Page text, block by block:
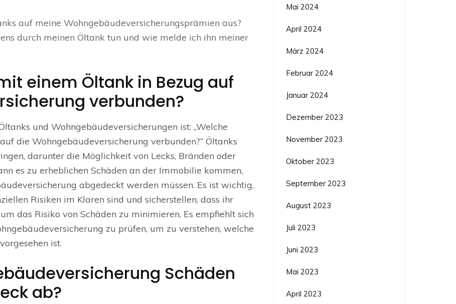
auf meine Wohngebäudeversicherungsprämien aus?
durch meinen Öltank tun und wie melde ich ihn meiner
einem Öltank in Bezug auf
verbunden?
und Wohngebäudeversicherungen ist: „Welche
die Wohngebäudeversicherung verbunden?“ Öltanks
darunter die Möglichkeit von Lecks, Bränden oder
es zu erheblichen Schäden an der Immobilie kommen,
abgedeckt werden müssen. Es ist wichtig,
Risiken im Klaren sind und sicherstellen, dass ihr
das Risiko von Schäden zu minimieren. Es empfiehlt sich
zu prüfen, um zu verstehen, welche
ist.
Schäden
ab?
Mai 2024
April 2024
März 2024
Februar 2024
Januar 2024
Dezember 2023
November 2023
Oktober 2023
September 2023
August 2023
Juli 2023
Juni 2023
Mai 2023
April 2023